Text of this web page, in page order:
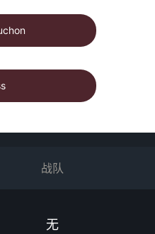
战队
无